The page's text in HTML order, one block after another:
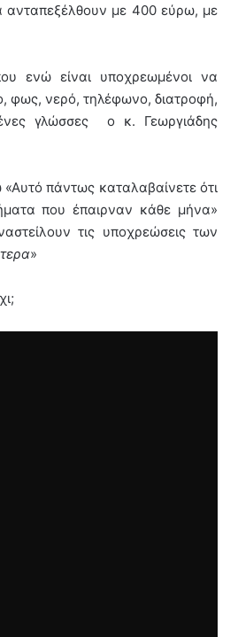
ανταπεξέλθουν με 400 εύρω, με
ενώ είναι υποχρεωμένοι να
φως, νερό, τηλέφωνο, διατροφή,
γλώσσες ο κ. Γεωργιάδης
πάντως καταλαβαίνετε ότι
που έπαιρναν κάθε μήνα»
τις υποχρεώσεις των
»